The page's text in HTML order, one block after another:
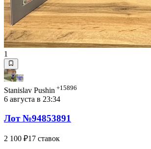
1
Stanislav Pushin +15896
6 августа в 23:34
Лот №94853891
2 100 ₽17 ставок